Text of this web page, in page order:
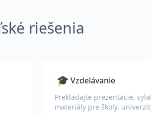
riešenia
🎓Vzdelávanie
Prekladajte prezentácie,
materiály pre školy,